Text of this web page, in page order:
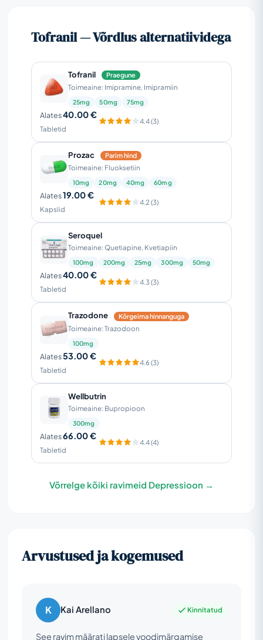
Tofranil — Võrdlus alternatiividega
Tofranil Praegune
Toimeaine: Imipramine, Imipramiin
25mg 50mg 75mg
Alates40.00 €
Tabletid
4.4 (3)
Prozac Parim hind
Toimeaine: Fluoksetiin
10mg 20mg 40mg 60mg
Alates19.00 €
Kapslid
4.2 (3)
Seroquel
Toimeaine: Quetiapine, Kvetiapiin
100mg 200mg 25mg 300mg 50mg
Alates40.00 €
Tabletid
4.3 (3)
Trazodone Kõrgeima hinnanguga
Toimeaine: Trazodoon
100mg
Alates53.00 €
Tabletid
4.6 (3)
Wellbutrin
Toimeaine: Bupropioon
300mg
Alates66.00 €
Tabletid
4.4 (4)
Võrrelge kõiki ravimeid Depressioon →
Arvustused ja kogemused
K Kai Arellano Kinnitatud
See ravim määrati lapsele voodimärgamise